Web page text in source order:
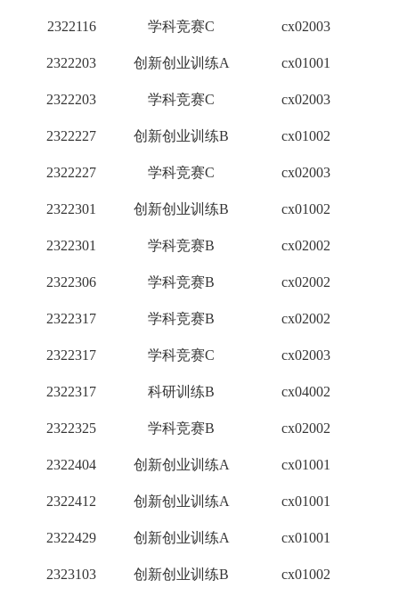
2322116 学科竞赛C cx02003
2322203 创新创业训练A cx01001
2322203 学科竞赛C cx02003
2322227 创新创业训练B cx01002
2322227 学科竞赛C cx02003
2322301 创新创业训练B cx01002
2322301 学科竞赛B cx02002
2322306 学科竞赛B cx02002
2322317 学科竞赛B cx02002
2322317 学科竞赛C cx02003
2322317 科研训练B cx04002
2322325 学科竞赛B cx02002
2322404 创新创业训练A cx01001
2322412 创新创业训练A cx01001
2322429 创新创业训练A cx01001
2323103 创新创业训练B cx01002